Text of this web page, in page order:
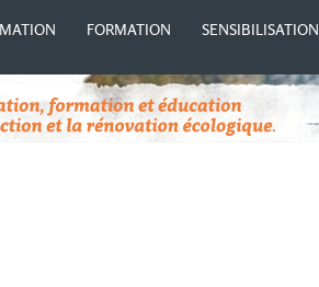
FORMATION SENSIBILISATION